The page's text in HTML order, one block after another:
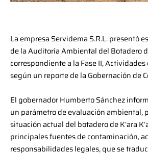
La empresa Servidema S.R.L. presentó
de la Auditoría Ambiental del Botadero
correspondiente a la Fase II,
según un reporte de la Gobernación de
El gobernador Humberto Sánchez
un parámetro de evaluación ambiental,
situación actual del botadero de K’ara
principales fuentes de contaminación,
responsabilidades legales, que se